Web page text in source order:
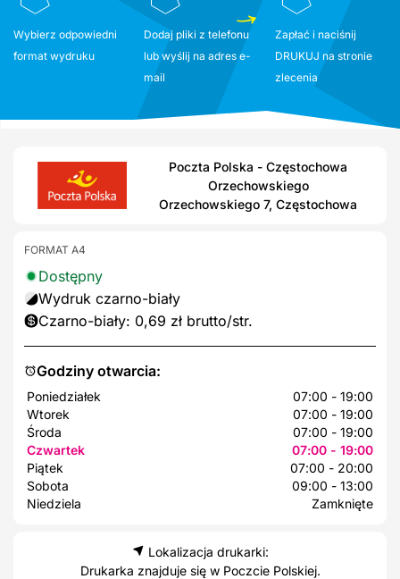
Wybierz odpowiedni
format wydruku
Dodaj pliki z telefonu
lub wyślij na adres e-
mail
Zapłać i naciśnij
DRUKUJ na stronie
zlecenia
Poczta Polska - Częstochowa
Orzechowskiego
Orzechowskiego 7, Częstochowa
Godziny otwarcia:
Poniedziałek
07:00 - 19:00
Wtorek
07:00 - 19:00
Środa
07:00 - 19:00
Czwartek
07:00 - 19:00
Piątek
07:00 - 20:00
Sobota
09:00 - 13:00
Niedziela
Zamknięte
FORMAT A4
Dostępny
Wydruk czarno-biały
Czarno-biały: 0,69 zł brutto/str.
Lokalizacja drukarki:
Drukarka znajduje się w Poczcie Polskiej.